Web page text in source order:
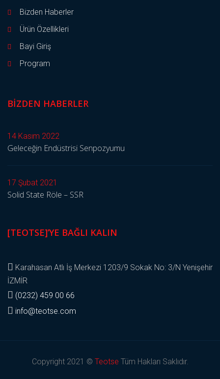
Bizden Haberler
Ürün Özellikleri
Bayi Giriş
Program
BIZDEN HABERLER
14 Kasım 2022
Geleceğin Endüstrisi Senpozyumu
17 Şubat 2021
Solid State Röle – SSR
[TEOTSE]’YE BAĞLI KALIN
Karahasan Atlı İş Merkezi 1203/9 Sokak No: 3/N Yenişehir
İZMİR
(0232) 459 00 66
info@teotse.com
Copyright 2021 © Teotse Tüm Hakları Saklıdır.